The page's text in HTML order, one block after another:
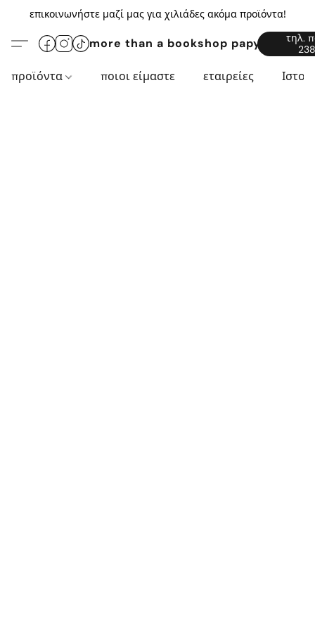
επικοινωνήστε μαζί μας για χιλιάδες ακόμα προϊόντα!
more than a bookshop
τηλ.
προϊόντα ποιοι είμαστε εταιρείες